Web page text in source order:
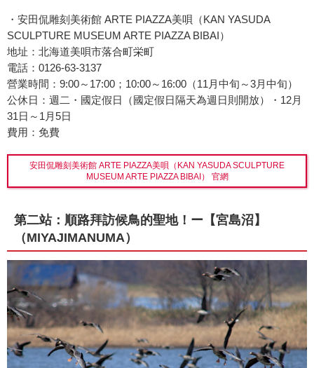
・安田侃雕刻美術館 ARTE PIAZZA美唄（KAN YASUDA
SCULPTURE MUSEUM ARTE PIAZZA BIBAI）
地址：北海道美唄市落合町栄町
電話：0126-63-3137
營業時間：9:00～17:00；10:00～16:00（11月中旬～3月中旬）
公休日：週二・國定假日（國定假日隔天為週日則開放）・12月
31日～1月5日
費用：免費
安田侃雕刻美術館 ARTE PIAZZA美唄（KAN YASUDA SCULPTURE
MUSEUM ARTE PIAZZA BIBAI） 官網
第二站：順路拜訪候鳥的聖地！ー【宮島沼】
（MIYAJIMANUMA）